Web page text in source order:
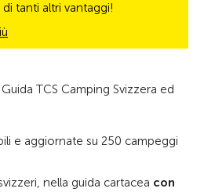
tanti altri vantaggi!
TCS Camping Svizzera ed
e aggiornate su 250 campeggi
nella guida cartacea con